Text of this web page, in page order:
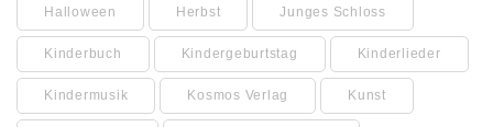
Halloween Herbst Junges Schloss
Kinderbuch Kindergeburtstag Kinderlieder
Kindermusik Kosmos Verlag Kunst